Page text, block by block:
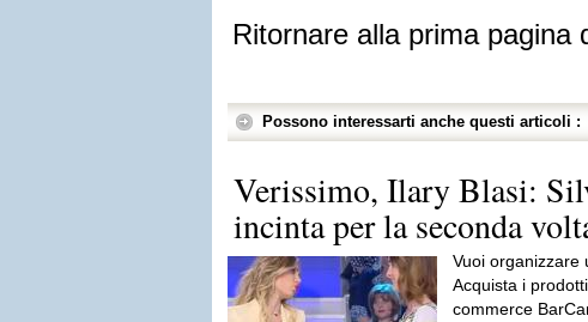
Ritornare alla prima pagina
Possono interessarti anche questi articoli :
Verissimo, Ilary Blasi:
incinta per la seconda
Vuoi organizzare
Acquista i
commerce